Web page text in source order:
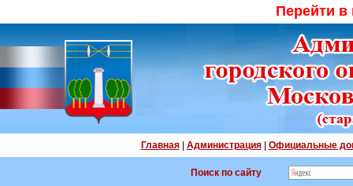
Перейти
Главная| Администрация| Официальные
Поиск по сайту